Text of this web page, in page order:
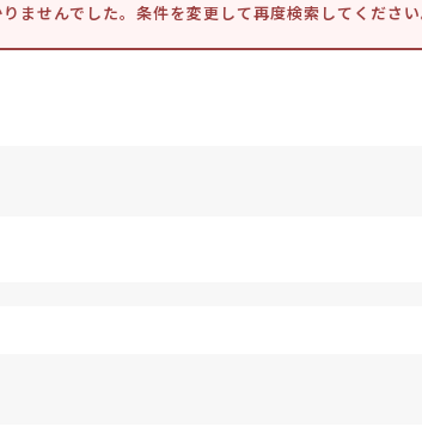
ませんでした。条件を変更して再度検索してください